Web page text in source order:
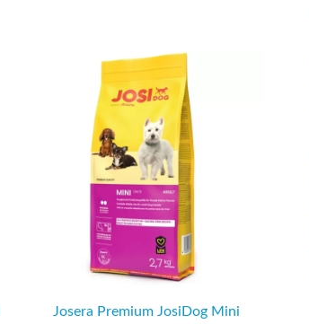
Josera Premium JosiDog Mini